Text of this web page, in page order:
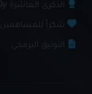
الذكرى العاشرة 10y
شكراً للمساهمين
التوثيق البرمجي